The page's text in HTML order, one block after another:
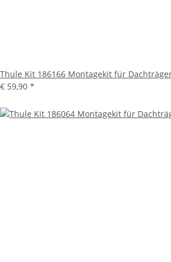
Thule Kit 186166 Montagekit für
€ 59,90 *